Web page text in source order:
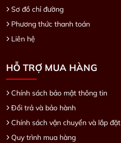
Sơ đồ chỉ đường
Phương thức thanh toán
Liên hệ
HỖ TRỢ MUA HÀNG
Chính sách bảo mật thông tin
Đổi trả và bảo hành
Chính sách vận chuyển và lắp đặt
Quy trình mua hàng